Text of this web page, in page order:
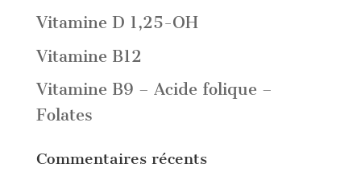
Vitamine D 1,25-OH
Vitamine B12
Vitamine B9 – Acide folique –
Folates
Commentaires récents